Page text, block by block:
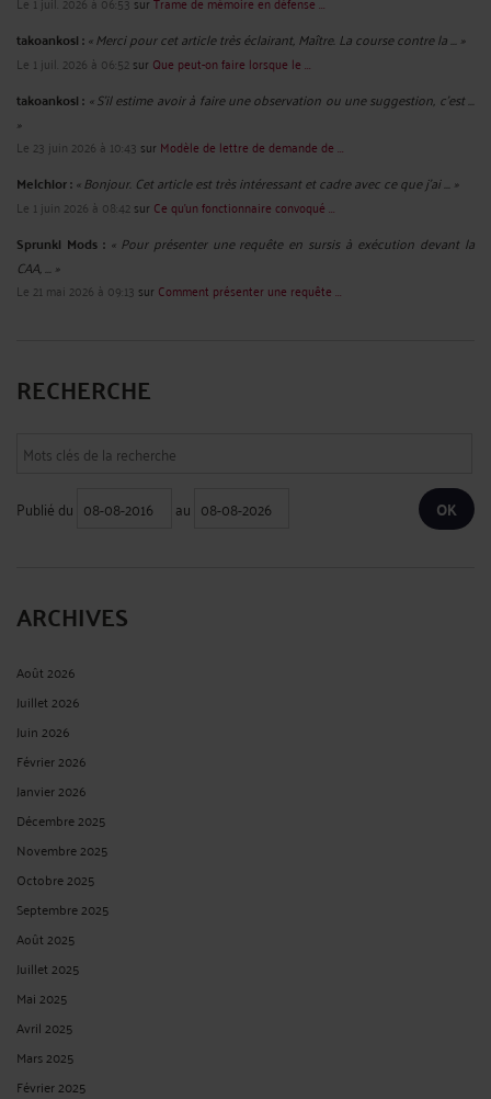
takoankosi :« Merci pour cet article très éclairant, Maître. La course contre la ... »
Le 1 juil. 2026 à 06:52sur Que peut-on faire lorsque le ...
takoankosi : « S’il estime avoir à faire une observation ou une suggestion, c’est ...
»
Le 23 juin 2026 à 10:43 sur Modèle de lettre de demande de ...
Melchior :« Bonjour. Cet article est très intéressant et cadre avec ce que j'ai ... »
Le 1 juin 2026 à 08:42sur Ce qu’un fonctionnaire convoqué ...
Sprunki Mods : « Pour présenter une requête en sursis à exécution devant la
CAA, ... »
Le 21 mai 2026 à 09:13 sur Comment présenter une requête ...
RECHERCHE
Publié du au
ARCHIVES
Août 2026
Juillet 2026
Juin 2026
Février 2026
Janvier 2026
Décembre 2025
Novembre 2025
Octobre 2025
Septembre 2025
Août 2025
Juillet 2025
Mai 2025
Avril 2025
Mars 2025
Février 2025